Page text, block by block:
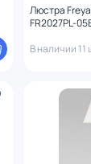
Люстра
FR2027PL-
В наличии 11